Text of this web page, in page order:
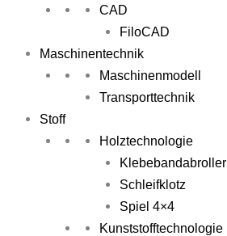
CAD
FiloCAD
Maschinentechnik
Maschinenmodell
Transporttechnik
Stoff
Holztechnologie
Klebebandabroller
Schleifklotz
Spiel 4×4
Kunststofftechnologie